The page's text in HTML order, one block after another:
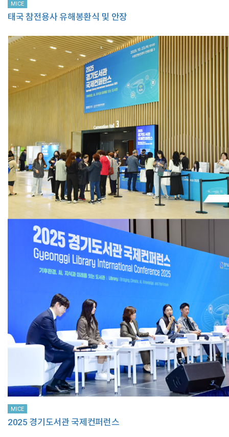
MICE
태국 참전용사 유해봉환식 및 안장
MICE
2025 경기도서관 국제컨퍼런스